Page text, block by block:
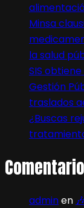
Minsa
la salud
SIS
Gestión
traslados
¿Buscas
adminen